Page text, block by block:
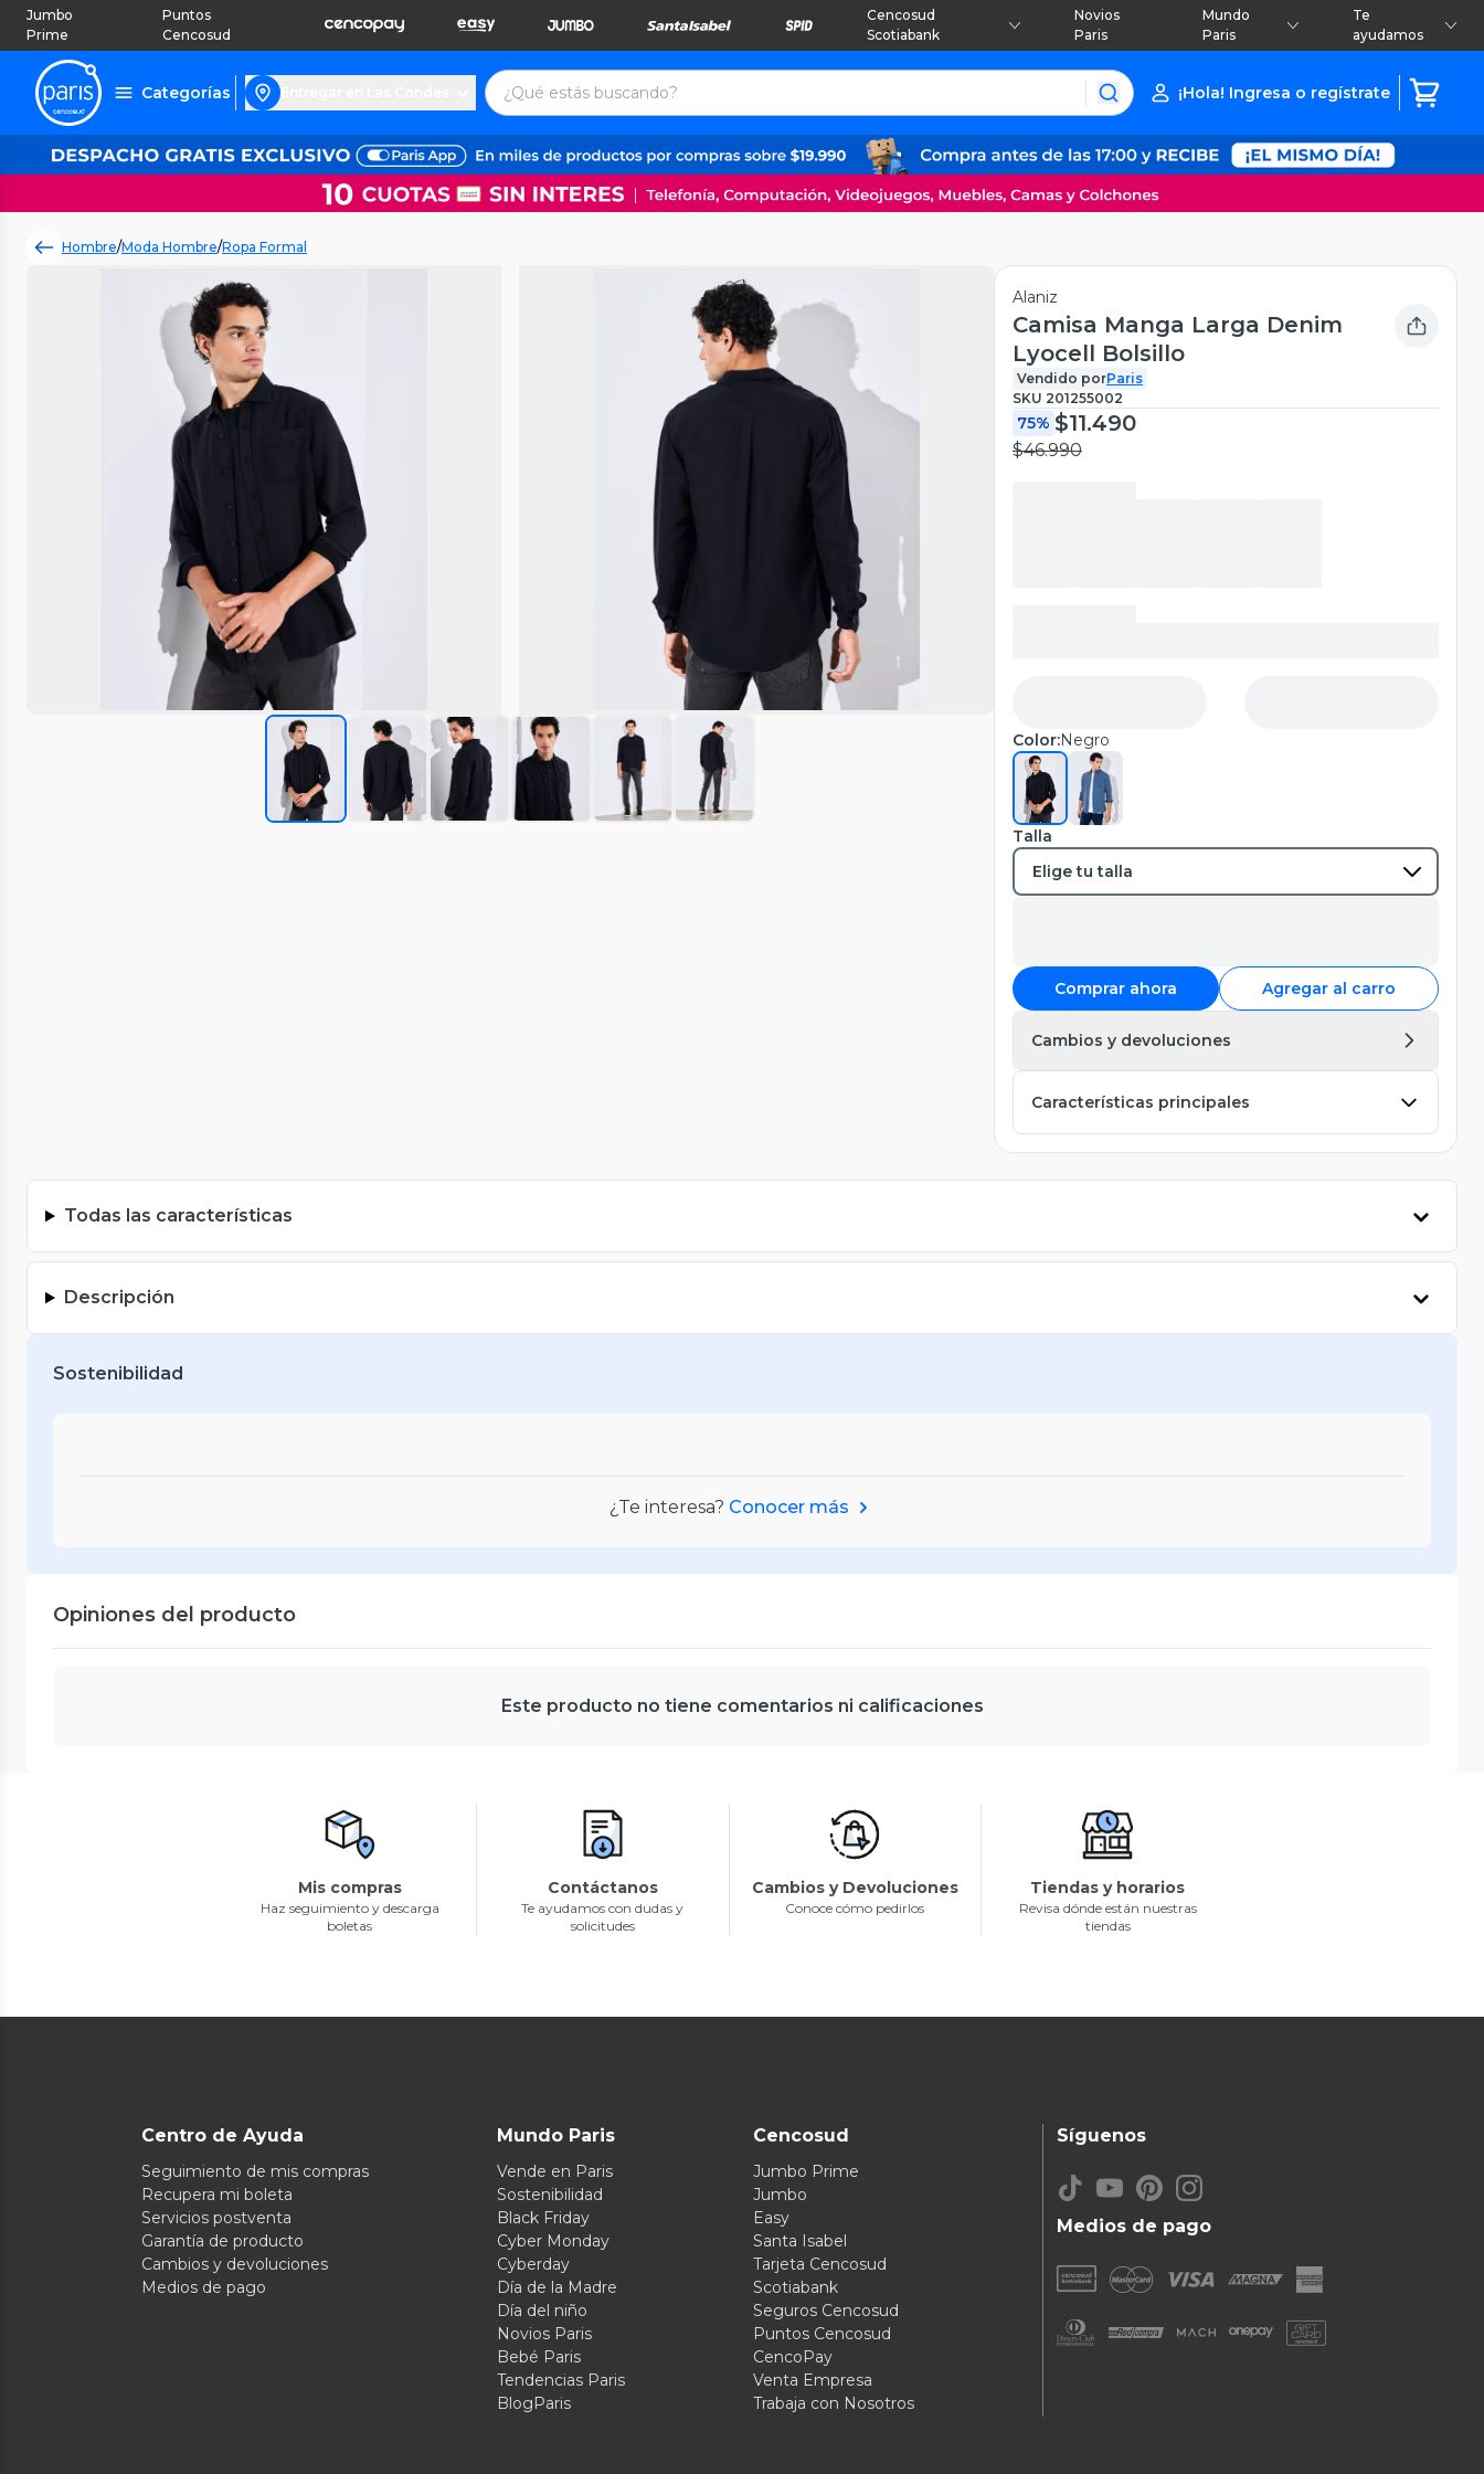
Jumbo
Prime
Puntos
Cencosud
Cencosud
Scotiabank
Novios
Paris
Mundo
Paris
Te
ayudamos
Categorías ¡Hola! Ingresa o regístrate
Hombre/Moda Hombre/Ropa Formal
Alaniz
Camisa Manga Larga Denim
Lyocell Bolsillo
Vendido porParis
SKU 201255002
75% $11.490
$46.990
Color:Negro
Talla
Comprar ahora Agregar al carro
Cambios y devoluciones
Características principales
Todas las características
Descripción
Sostenibilidad
¿Te interesa? Conocer más
Opiniones del producto
Este producto no tiene comentarios ni calificaciones
Mis compras
Haz seguimiento y descarga
boletas
Contáctanos
Te ayudamos con dudas y
solicitudes
Cambios y Devoluciones
Conoce cómo pedirlos
Tiendas y horarios
Revisa dónde están nuestras
tiendas
Centro de Ayuda
Seguimiento de mis compras
Recupera mi boleta
Servicios postventa
Garantía de producto
Cambios y devoluciones
Medios de pago
Mundo Paris
Vende en Paris
Sostenibilidad
Black Friday
Cyber Monday
Cyberday
Día de la Madre
Día del niño
Novios Paris
Bebé Paris
Tendencias Paris
BlogParis
Cencosud
Jumbo Prime
Jumbo
Easy
Santa Isabel
Tarjeta Cencosud
Scotiabank
Seguros Cencosud
Puntos Cencosud
CencoPay
Venta Empresa
Trabaja con Nosotros
Medios de pago
Síguenos